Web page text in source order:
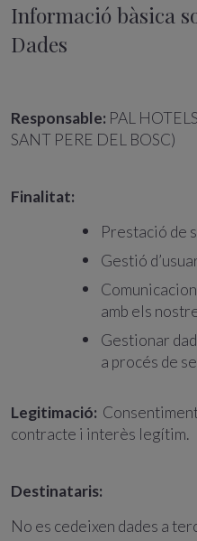
Informació bàsica
Dades
Responsable: PAL
SANT PERE DEL BOSC)
Finalitat:
Prestació de
Gestió
amb els
Gestionar
a procés de
Legitimació:
contracte i interès legítim.
Destinataris:
No es cedeixen dades a